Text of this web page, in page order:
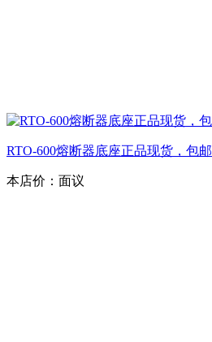
RTO-600熔断器底座正品现货，包邮
本店价： 面议